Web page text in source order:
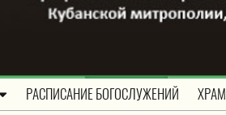
РАСПИСАНИЕ БОГОСЛУЖЕНИЙ ХРАМ